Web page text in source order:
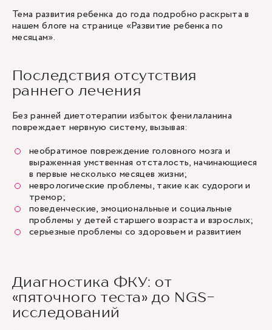
Тема развития ребенка до года подробно раскрыта в
нашем блоге на странице «Развитие ребенка по
месяцам».
Последствия отсутствия
раннего лечения
Без ранней диетотерапии избыток фенилаланина
повреждает нервную систему, вызывая:
необратимое повреждение головного мозга и
выраженная умственная отсталость, начинающиеся
в первые несколько месяцев жизни;
неврологические проблемы, такие как судороги и
тремор;
поведенческие, эмоциональные и социальные
проблемы у детей старшего возраста и взрослых;
серьезные проблемы со здоровьем и развитием
Диагностика ФКУ: от
«пяточного теста» до NGS-
исследований